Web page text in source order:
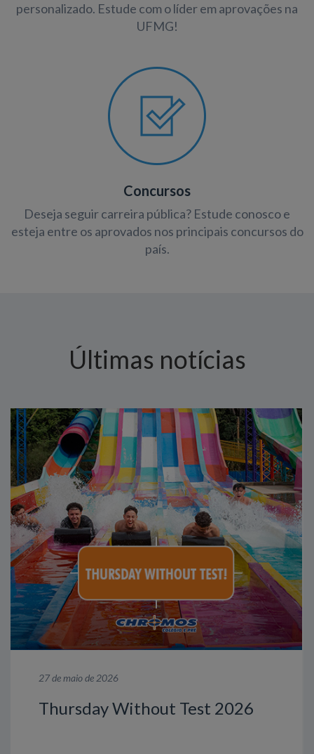
personalizado. Estude com o líder em aprovações na
UFMG!
Concursos
Deseja seguir carreira pública? Estude conosco e
esteja entre os aprovados nos principais concursos do
país.
Últimas notícias
27 de maio de 2026
Thursday Without Test 2026